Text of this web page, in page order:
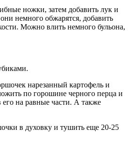
ножки, затем добавить лук и
немного обжарятся, добавить
Можно влить немного бульона,
нарезанный картофель и
по горошине черного перца и
его на равные части. А также
в духовку и тушить еще 20-25